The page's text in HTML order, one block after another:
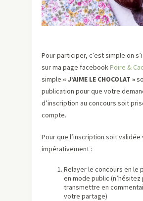
Pour participer, c’est simple on
sur ma page facebookPoire &
simple « J’AIME LE CHOCOLAT »
publication pour que votre
d’inscription au concours soit
compte.
Pour que l’inscription soit validée
impérativement :
Relayer le concours en le
en mode public (n’hésitez
transmettre en
votre partage)